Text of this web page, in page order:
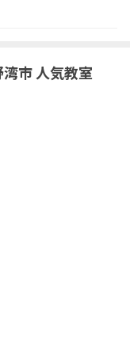
市 人気教室
D